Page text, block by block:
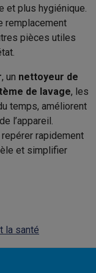
et plus hygiénique.
remplacement
pièces utiles
, un nettoyeur de
de lavage, les
temps, améliorent
l’appareil.
rapidement
et simplifier
la santé